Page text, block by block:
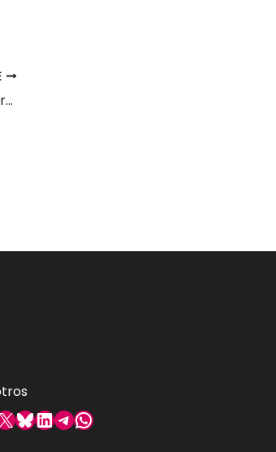
25 Becas Universitarios/as y Formación Profesional
Bluesky
LinkedIn
Telegram
WhatsApp